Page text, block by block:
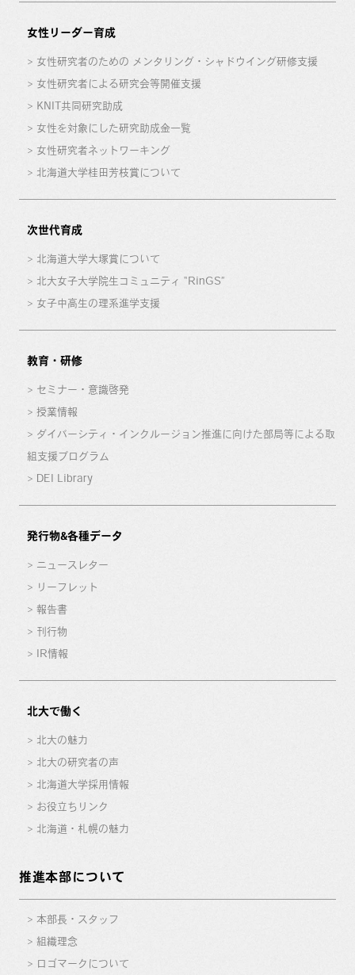
女性リーダー育成
女性研究者のための メンタリング・シャドウイング研修支援
女性研究者による研究会等開催支援
KNIT共同研究助成
女性を対象にした研究助成金一覧
女性研究者ネットワーキング
北海道大学桂田芳枝賞について
次世代育成
北海道大学大塚賞について
北大女子大学院生コミュニティ “RinGS”
女子中高生の理系進学支援
教育・研修
セミナー・意識啓発
授業情報
ダイバーシティ・インクルージョン推進に向けた部局等による取
組支援プログラム
DEI Library
発行物&各種データ
ニュースレター
リーフレット
報告書
刊行物
IR情報
北大で働く
北大の魅力
北大の研究者の声
北海道大学採用情報
お役立ちリンク
北海道・札幌の魅力
推進本部について
本部長・スタッフ
組織理念
ロゴマークについて